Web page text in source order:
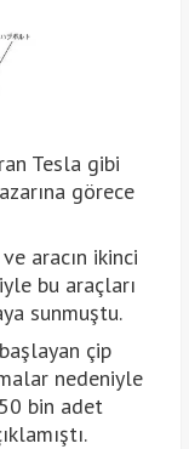
Tesla gibi
görece
aracın ikinci
bu araçları
sunmuştu.
çip
nedeniyle
bin adet